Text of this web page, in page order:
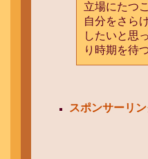
立場にたつ
自分をさら
したいと思
り時期を待
スポンサーリン